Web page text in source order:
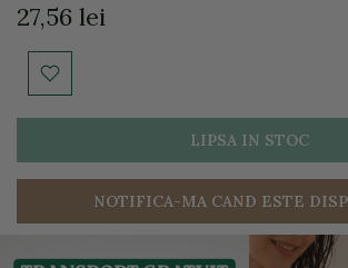
27,56 lei
LIPSA IN STOC
NOTIFICA-MA CAND ESTE